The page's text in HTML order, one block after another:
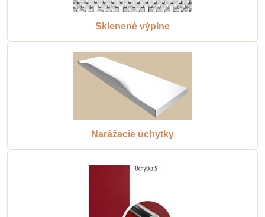
Sklenené výplne
Narážacie úchytky